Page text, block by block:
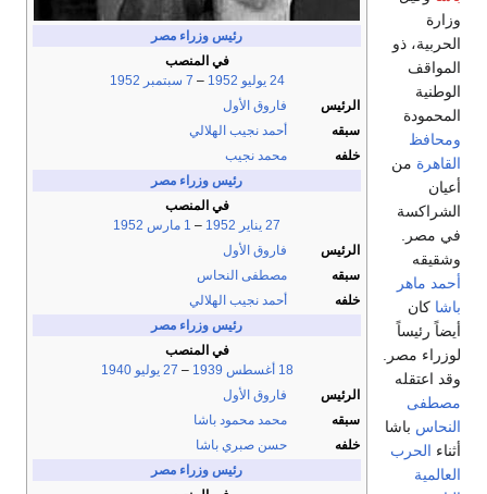
7 سبتمبر
1952
الرئيس
فاروق الأول
سبقه
أحمد نجيب الهلالي
خلفه
محمد نجيب
1 مارس
1952
فاروق الأول
مصطفى النحاس
خلفه
أحمد نجيب الهلالي
1939
–27 يوليو
1940
الرئيس
فاروق الأول
سبقه
محمد محمود باشا
خلفه
حسن صبري باشا